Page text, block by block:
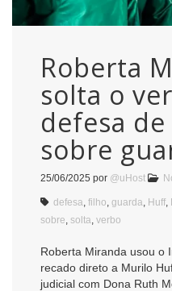
Roberta
solta o
defesa
sobre
25/06/2025 por @uHost
defesa filho guarda Huff
sobre solta verbo
Roberta Miranda usou o
recado direto a Murilo
judicial com Dona Ruth